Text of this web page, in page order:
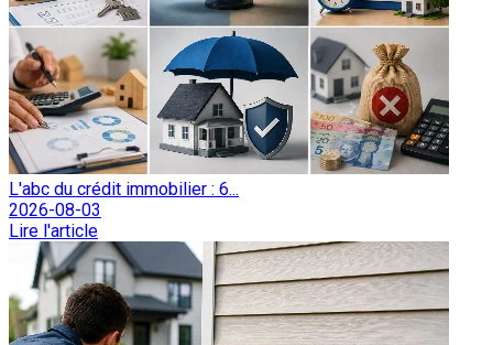
L'abc du crédit immobilier : 6...
2026-08-03
Lire l'article